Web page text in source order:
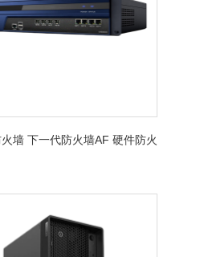
墙 下一代防火墙AF 硬件防火